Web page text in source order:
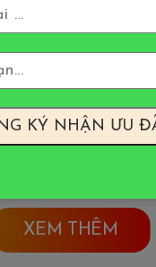
XEM THÊM